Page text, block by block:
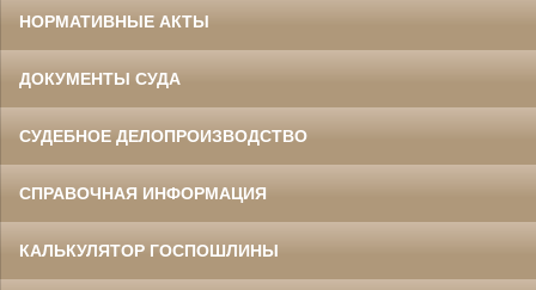
НОРМАТИВНЫЕ АКТЫ
ДОКУМЕНТЫ СУДА
СУДЕБНОЕ ДЕЛОПРОИЗВОДСТВО
СПРАВОЧНАЯ ИНФОРМАЦИЯ
КАЛЬКУЛЯТОР ГОСПОШЛИНЫ